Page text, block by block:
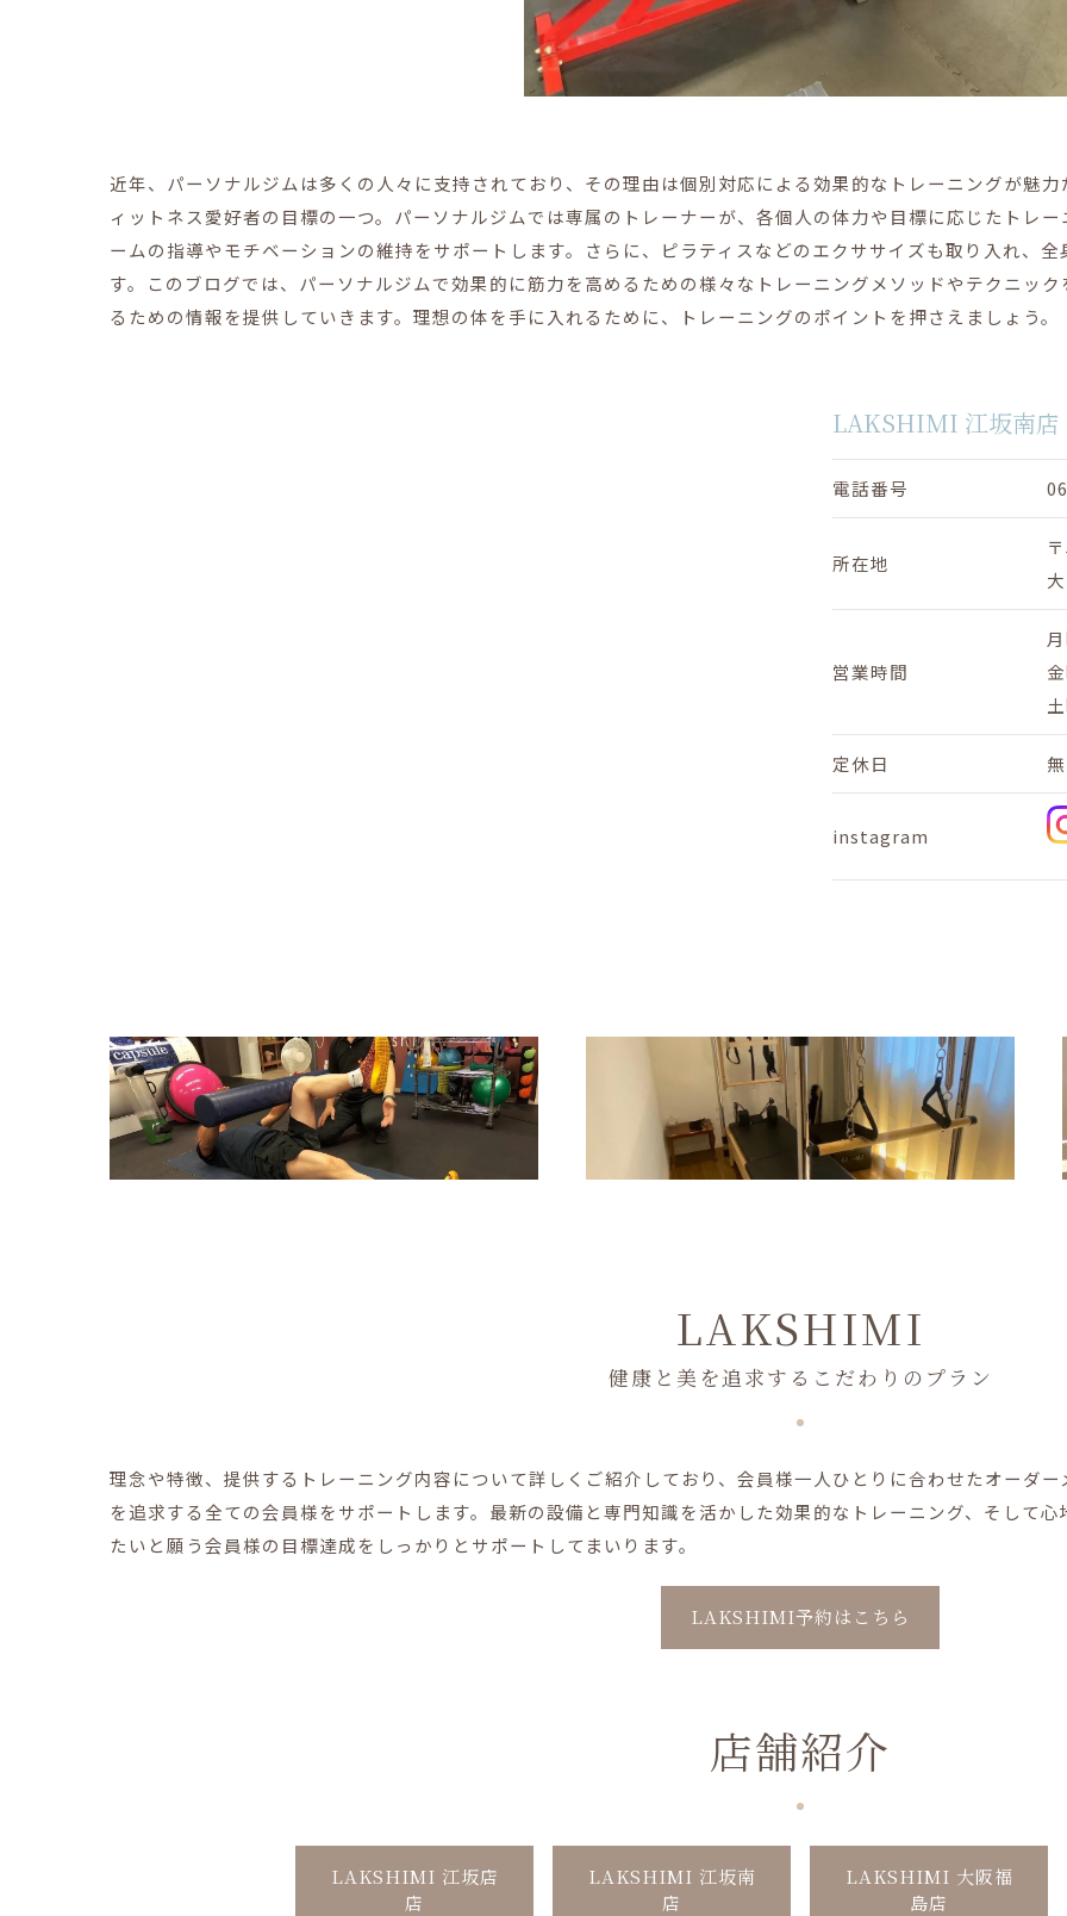
近年、パーソナルジムは多くの人々に支持されており、その理由は個別対応による効果的なトレーニングが魅
ィットネス愛好者の目標の一つ。パーソナルジムでは専属のトレーナーが、各個人の体力や目標に応じたトレ
ームの指導やモチベーションの維持をサポートします。さらに、ピラティスなどのエクササイズも取り入れ、
す。このブログでは、パーソナルジムで効果的に筋力を高めるための様々なトレーニングメソッドやテクニッ
るための情報を提供していきます。理想の体を手に入れるために、トレーニングのポイントを押さえましょう。
LAKSHIMI 江坂南店
電話番号
所在地
営業時間
定休日 無
instagram
健康と美を追求するこだわりのプラン
LAKSHIMI
理念や特徴、提供するトレーニング内容について詳しくご紹介しており、会員様一人ひとりに合わせたオーダ
を追求する全ての会員様をサポートします。最新の設備と専門知識を活かした効果的なトレーニング、そして
たいと願う会員様の目標達成をしっかりとサポートしてまいります。
LAKSHIMI予約はこちら
店舗紹介
LAKSHIMI 江坂店
店
LAKSHIMI 江坂南
店
LAKSHIMI 大阪福
島店